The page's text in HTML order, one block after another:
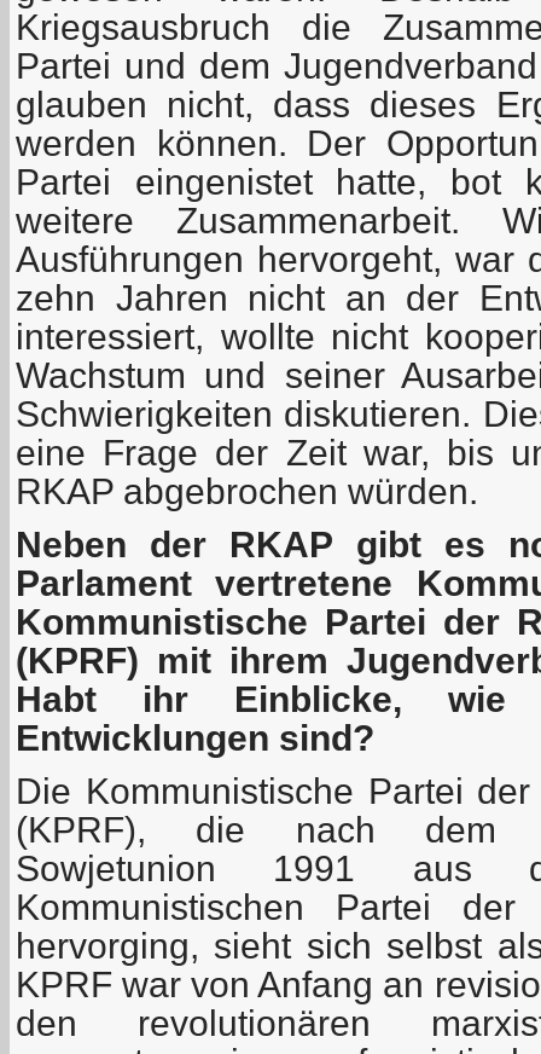
Kriegsausbruch die
Partei und dem
glauben nicht, dass dieses
werden können. Der
Partei eingenistet hatte, bot
weitere Zusammenarbeit.
Ausführungen hervorgeht, war
zehn Jahren nicht an der
interessiert, wollte nicht
Wachstum und seiner
Schwierigkeiten diskutieren.
eine Frage der Zeit war, bis
RKAP abgebrochen würden.
Neben der RKAP gibt es
Parlament vertretene
Kommunistische Partei der
(KPRF) mit ihrem
Habt ihr Einblicke, wie
Entwicklungen sind?
Die Kommunistische Partei
(KPRF), die nach dem
Sowjetunion 1991 aus
Kommunistischen Partei der
hervorging, sieht sich selbst
KPRF war von Anfang an
den revolutionären